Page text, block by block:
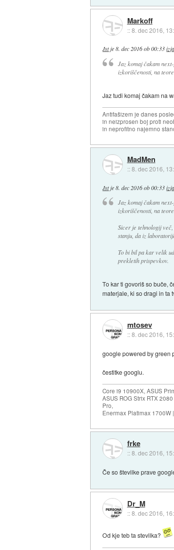
Markoff
::8. dec 2016,
Jstje8. dec 2016 ob 00:33
Jaz komaj čakam
izkoriščenosti, na
Jaz tudi komaj čakam na
Antifašizem je danes
in neizprosen boj proti
in neprofitno najemno
MadMen
::8. dec 2016,
Jstje8. dec 2016 ob 00:33
Jaz komaj čakam
izkoriščenosti, na
Sicer je tehnologij
stanju, da iz
To bi bil pa kar velik
prekletih prispevkov.
To kar ti govoriš so buče,
materjale, ki so dragi in ta
mtosev
::8. dec 2016,
google powered by green
čestitke googlu.
Core i9 10900X, ASUS
ASUS ROG Strix RTX
Pro,
Enermax Platimax
frke
::8. dec 2016,
Če so številke prave
Dr_M
::8. dec 2016,
Od kje teb ta stevilka?